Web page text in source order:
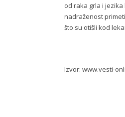
od raka grla i
nadraženost
što su otišli kod
Izvor: www.vesti-